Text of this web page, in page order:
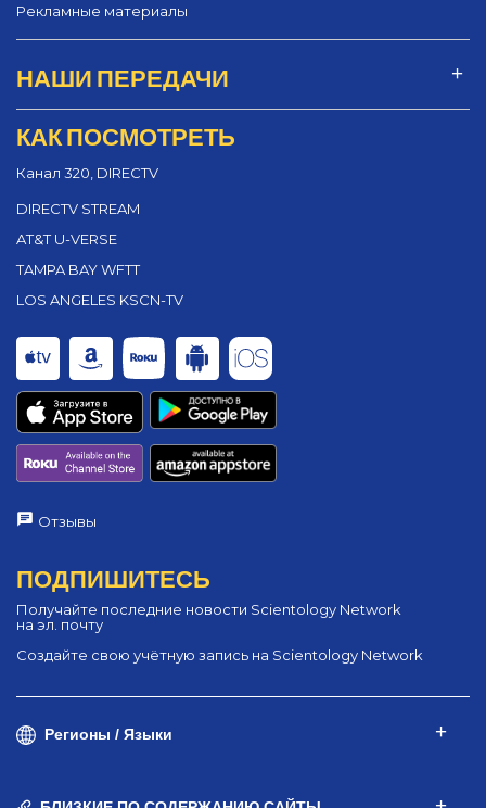
Рекламные материалы
НАШИ ПЕРЕДАЧИ
КАК ПОСМОТРЕТЬ
Канал 320, DIRECTV
DIRECTV STREAM
AT&T U-VERSE
TAMPA BAY WFTT
LOS ANGELES KSCN-TV
Отзывы
ПОДПИШИТЕСЬ
Получайте последние новости Scientology Network
на эл. почту
Создайте свою учётную запись на Scientology Network
Регионы / Языки